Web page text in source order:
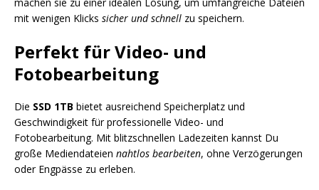
mit wenigen Klicks sicher und schnell zu speichern.
Perfekt für Video- und
Fotobearbeitung
Die SSD 1TB bietet ausreichend Speicherplatz und
Geschwindigkeit für professionelle Video- und
Fotobearbeitung. Mit blitzschnellen Ladezeiten kannst Du
große Mediendateien nahtlos bearbeiten, ohne Verzögerungen
oder Engpässe zu erleben.